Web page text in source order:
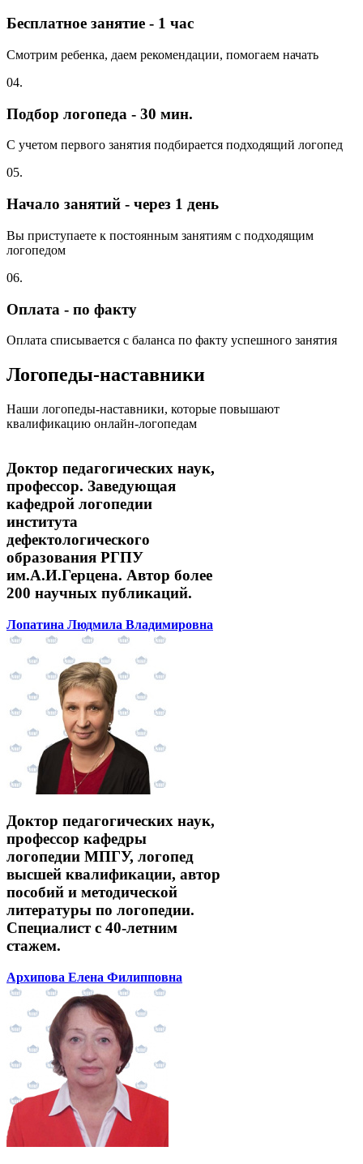
Бесплатное занятие - 1 час
Смотрим ребенка, даем рекомендации, помогаем начать
04.
Подбор логопеда - 30 мин.
С учетом первого занятия подбирается подходящий логопед
05.
Начало занятий - через 1 день
Вы приступаете к постоянным занятиям с подходящим
логопедом
06.
Оплата - по факту
Оплата списывается с баланса по факту успешного занятия
Логопеды-наставники
Наши логопеды-наставники, которые повышают
квалификацию онлайн-логопедам
Доктор педагогических наук,
профессор. Заведующая
кафедрой логопедии
института
дефектологического
образования РГПУ
им.А.И.Герцена. Автор более
200 научных публикаций.
Лопатина Людмила Владимировна
Доктор педагогических наук,
профессор кафедры
логопедии МПГУ, логопед
высшей квалификации, автор
пособий и методической
литературы по логопедии.
Специалист с 40-летним
стажем.
Архипова Елена Филипповна